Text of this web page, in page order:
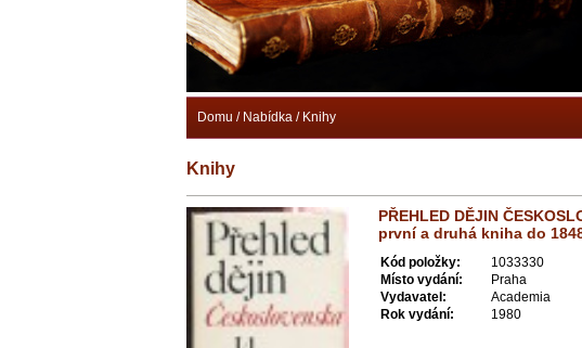
Knihy
PŘEHLED DĚJIN
první a druhá kniha do
Kód položky:
1033330
Místo vydání:
Praha
Vydavatel:
Academia
Rok vydání:
1980
Domu / Nabídka / Knihy